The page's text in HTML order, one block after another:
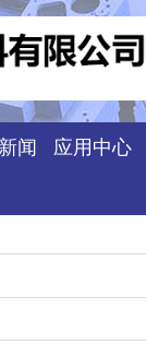
闻
应用中心